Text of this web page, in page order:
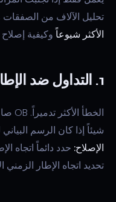
تحليل الآلاف من الصفقات
الأكثر شيوعاً وكيفية
1. التداول ضد الإطار الزمني الأعلى
شيئاً إذا كان الرسم البياني لـ 4 ساعات في اتجاه هابط
الإصلاح: حدد دائماً اتجاه
تحديد اتجاه الإطار